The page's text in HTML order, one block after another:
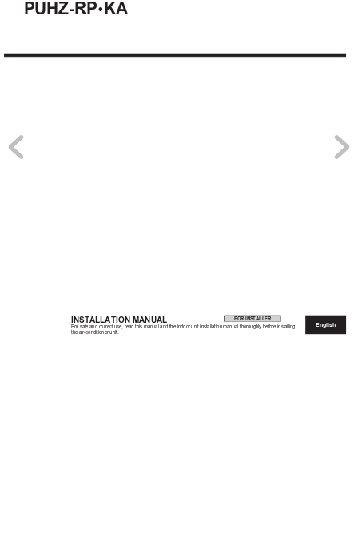
FOR INSTALLER
PUHZ-RP• KA
INSTALLATION MANUAL
For safe and correct use, read this manual and the indoor unit installation manual thoroughly before installing
the air-conditioner unit.
English